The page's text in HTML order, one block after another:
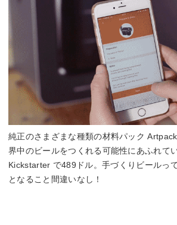
純正のさまざまな種類の材料パック
界中のビールをつくれる可能性にあふれて
Kickstarter で489ドル。手づくりビールっ
となること間違いなし！